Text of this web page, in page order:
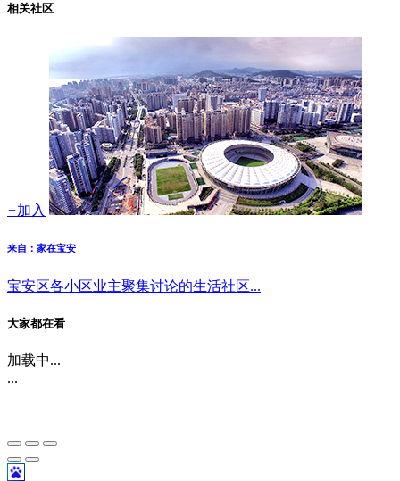
相关社区
+加入
来自：家在宝安
宝安区各小区业主聚集讨论的生活社区...
大家都在看
加载中...
...